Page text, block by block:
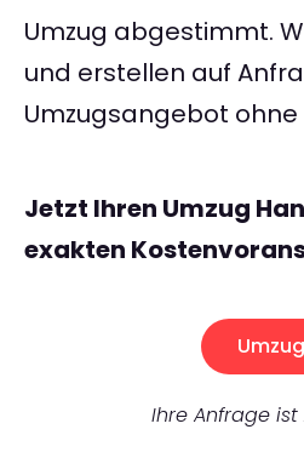
Umzug abgestimmt.
und erstellen auf
Umzugsangebot
Jetzt Ihren Umzug
exakten
Ihre Anfrage ist